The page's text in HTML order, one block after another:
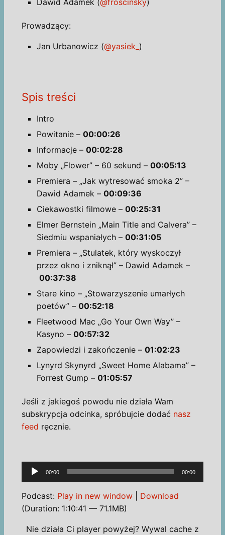
Dawid Adamek (@froscinsky)
Prowadzący:
Jan Urbanowicz (@yasiek_ )
Spis treści
Intro
Powitanie – 00:00:26
Informacje – 00:02:28
Moby „Flower” – 60 sekund – 00:05:13
Premiera – „Jak wytresować smoka 2” –
Dawid Adamek – 00:09:36
Ciekawostki filmowe – 00:25:31
Elmer Bernstein „Main Title and Calvera” –
Siedmiu wspaniałych – 00:31:05
Premiera – „Stulatek, który wyskoczył
przez okno i zniknął” – Dawid Adamek –
00:37:38
Stare kino – „Stowarzyszenie umarłych
poetów” – 00:52:18
Fleetwood Mac „Go Your Own Way” –
Kasyno – 00:57:32
Zapowiedzi i zakończenie – 01:02:23
Lynyrd Skynyrd „Sweet Home Alabama” –
Forrest Gump – 01:05:57
Jeśli z jakiegoś powodu nie działa Wam
subskrypcja odcinka, spróbujcie dodać nasz
feed ręcznie.
Odtwarzacz
plików
dźwiękowych
00:00 00:00
Podcast: Play in new window| Download
(Duration: 1:10:41 — 71.1MB)
Nie działa Ci player powyżej? Wywal cache z